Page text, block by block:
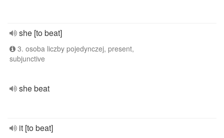
she [to beat]
3. osoba liczby pojedynczej, present,
subjunctive
she beat
it [to beat]